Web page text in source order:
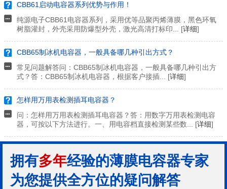
CBB61启动电容器系列优势与作用！
纯源电子CBB61电容器系列，采用优等品聚丙烯薄膜，黑色环氧
树脂灌封，外壳采用防爆型外壳，激光高清打标印... [详细]
CBB65制冰机电容器，一般具备哪几种引出方式？
常见问题解答问：CBB65制冰机电容器，一般具备哪几种引出方
式？答：CBB65制冰机电容器，根据客户接插... [详细]
怎样用万用表检测插耳电容器？
问：怎样用万用表检测插耳电容器？答：用数字万用表检测电容
器，可按以下方法进行。一、用电容档直接检测某些数... [详细]
拥有多年经验的薄膜电容器专家
为您提供全方位的疑问解答